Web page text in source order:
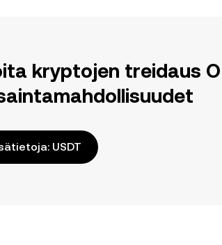
kryptojen treidaus
USDT